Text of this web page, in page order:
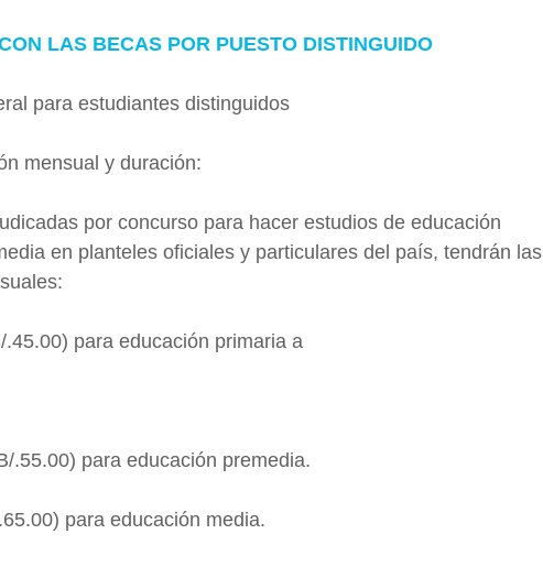
LAS BECAS POR PUESTO DISTINGUIDO
para estudiantes distinguidos
mensual y duración:
por concurso para hacer estudios de educación
en planteles oficiales y particulares del país, tendrán las
para educación primaria a
.55.00) para educación premedia.
para educación media.